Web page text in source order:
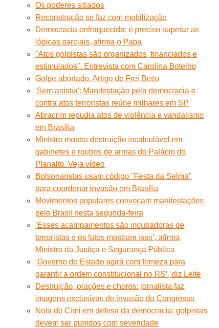
Os poderes sitiados
Reconstrução se faz com mobilização
Democracia enfraquecida: é preciso superar as
lógicas parciais, afirma o Papa
"Atos golpistas são organizados, financiados e
estimulados". Entrevista com Carolina Botelho
Golpe abortado. Artigo de Frei Betto
'Sem anistia': Manifestação pela democracia e
contra atos terroristas reúne milhares em SP
Abracrim repudia atos de violência e vandalismo
em Brasília
Ministro mostra destruição incalculável em
gabinetes e roubos de armas do Palácio do
Planalto. Veja vídeo
Bolsonaristas usam código "Festa da Selma"
para coordenar invasão em Brasília
Movimentos populares convocam manifestações
pelo Brasil nesta segunda-feira
‘Esses acampamentos são incubadoras de
terroristas e os fatos mostram isso’, afirma
Ministro da Justiça e Segurança Pública
‘Governo do Estado agirá com firmeza para
garantir a ordem constitucional no RS’, diz Leite
Destruição, orações e choros: jornalista faz
imagens exclusivas de invasão do Congresso
Nota do Cimi em defesa da democracia: golpistas
devem ser punidos com severidade